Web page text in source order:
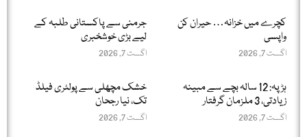
کچرے میں خزانہ… حیران کن
واپسی
اگست 7, 2026
جرمنی سے پاکستانی طلبہ کے
لیے بڑی خوشخبری
اگست 7, 2026
ہڑپہ: 12 سالہ بچے سے مبینہ
زیادتی، 3 ملزمان گرفتار
اگست 7, 2026
خشک مچھلی سے پولٹری فیلڈ
تک، نیا رجحان
اگست 7, 2026